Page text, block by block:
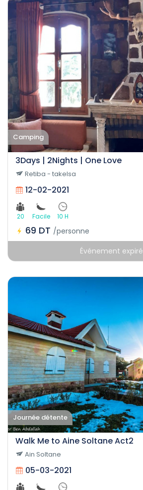
Camping
3Days | 2Nights | One Love
Retiba - takelsa
12-02-2021
20 Facile 10 H
69 DT /personne
Événement expiré
Journée détente
Walk Me to Aine Soltane Act2
Ain Soltane
05-03-2021